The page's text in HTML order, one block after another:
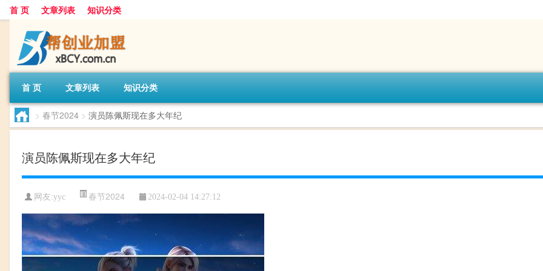
首 页 文章列表 知识分类
首 页 文章列表 知识分类
> 春节2024 > 演员陈佩斯现在多大年纪
演员陈佩斯现在多大年纪
网友:yyc 春节2024 2024-02-04 14:27:12